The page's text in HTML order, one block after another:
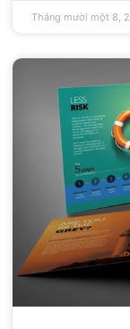
Tháng mười một 8,